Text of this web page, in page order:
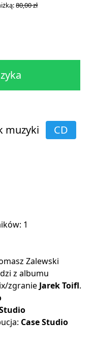
80,00 zł
muzyki
CD
1
Zalewski
z albumu
zgranie Jarek Toifl.
Case Studio